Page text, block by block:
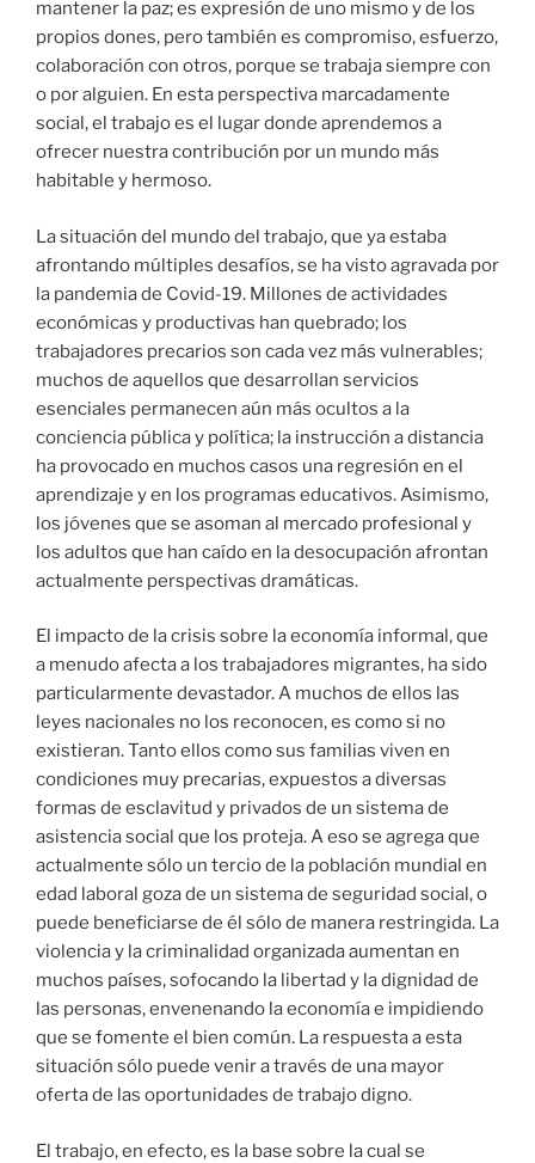
mantener la paz; es expresión de uno mismo y de los
propios dones, pero también es compromiso, esfuerzo,
colaboración con otros, porque se trabaja siempre con
o por alguien. En esta perspectiva marcadamente
social, el trabajo es el lugar donde aprendemos a
ofrecer nuestra contribución por un mundo más
habitable y hermoso.
La situación del mundo del trabajo, que ya estaba
afrontando múltiples desafíos, se ha visto agravada por
la pandemia de Covid-19. Millones de actividades
económicas y productivas han quebrado; los
trabajadores precarios son cada vez más vulnerables;
muchos de aquellos que desarrollan servicios
esenciales permanecen aún más ocultos a la
conciencia pública y política; la instrucción a distancia
ha provocado en muchos casos una regresión en el
aprendizaje y en los programas educativos. Asimismo,
los jóvenes que se asoman al mercado profesional y
los adultos que han caído en la desocupación afrontan
actualmente perspectivas dramáticas.
El impacto de la crisis sobre la economía informal, que
a menudo afecta a los trabajadores migrantes, ha sido
particularmente devastador. A muchos de ellos las
leyes nacionales no los reconocen, es como si no
existieran. Tanto ellos como sus familias viven en
condiciones muy precarias, expuestos a diversas
formas de esclavitud y privados de un sistema de
asistencia social que los proteja. A eso se agrega que
actualmente sólo un tercio de la población mundial en
edad laboral goza de un sistema de seguridad social, o
puede beneficiarse de él sólo de manera restringida. La
violencia y la criminalidad organizada aumentan en
muchos países, sofocando la libertad y la dignidad de
las personas, envenenando la economía e impidiendo
que se fomente el bien común. La respuesta a esta
situación sólo puede venir a través de una mayor
oferta de las oportunidades de trabajo digno.
El trabajo, en efecto, es la base sobre la cual se